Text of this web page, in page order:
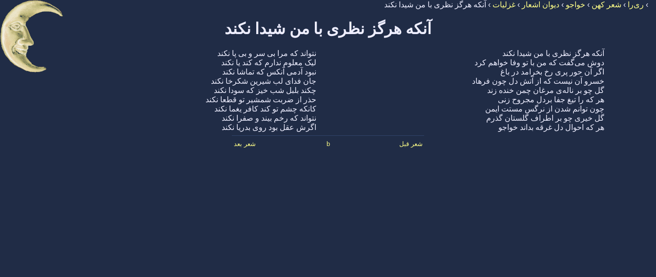
› ری‌را › شعر کهن › خواجو › دیوان اشعار › غزلیات › آنکه هرگز نظری با من شیدا نکند
آنکه هرگز نظری با من شیدا نکند
آنکه هرگز نظری با من شیدا نکند
نتواند که مرا بی سر و بی پا نکند
دوش می‌گفت که من با تو وفا خواهم کرد
لیک معلوم ندارم که کند یا نکند
اگر آن حور پری رخ بخرامد در باغ
نبود آدمی آنکس که تماشا نکند
خسرو آن نیست که از آتش دل چون فرهاد
جان فدای لب شیرین شکرخا نکند
گل چو بر ناله‌ی مرغان چمن خنده زند
چکند بلبل شب خیز که سودا نکند
هر که را تیغ جفا بردل مجروح زنی
حذر از ضربت شمشیر تو قطعا نکند
چون توانم شدن از نرگس مستت ایمن
کانکه چشم تو کند کافر یغما نکند
گل خیری چو بر اطراف گلستان گذرم
نتواند که رخم بیند و صفرا نکند
هر که احوال دل غرقه بداند خواجو
اگرش عقل بود روی بدریا نکند
شعر قبل b شعر بعد